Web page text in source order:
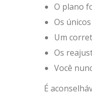
O plano
Os
Um
Os
Você
É